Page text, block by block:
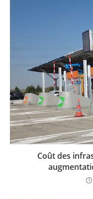
Coût des